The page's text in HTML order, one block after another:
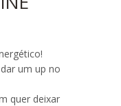
um up no
quer deixar